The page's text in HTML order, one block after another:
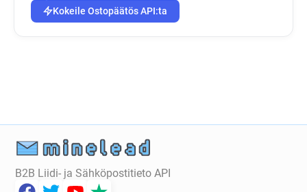
Kokeile Ostopäätös API:ta
B2B Liidi- ja Sähköpostitieto API